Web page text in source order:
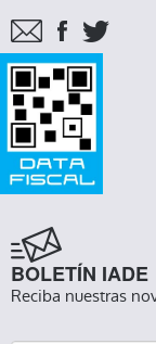
BOLETÍN IADE
Reciba nuestras